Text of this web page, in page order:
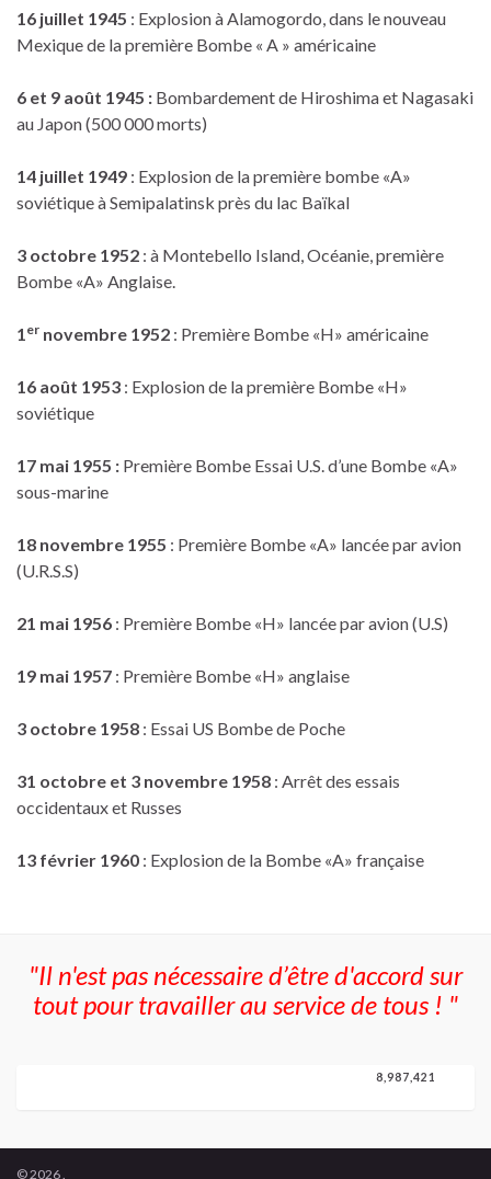
16 juillet 1945 : Explosion à Alamogordo, dans le nouveau
Mexique de la première Bombe « A » américaine
6 et 9 août 1945 : Bombardement de Hiroshima et Nagasaki
au Japon (500 000 morts)
14 juillet 1949 : Explosion de la première bombe «A»
soviétique à Semipalatinsk près du lac Baïkal
3 octobre 1952 : à Montebello Island, Océanie, première
Bombe «A» Anglaise.
1er novembre 1952 : Première Bombe «H» américaine
16 août 1953 : Explosion de la première Bombe «H»
soviétique
17 mai 1955 : Première Bombe Essai U.S. d’une Bombe «A»
sous-marine
18 novembre 1955 : Première Bombe «A» lancée par avion
(U.R.S.S)
21 mai 1956 : Première Bombe «H» lancée par avion (U.S)
19 mai 1957 : Première Bombe «H» anglaise
3 octobre 1958 : Essai US Bombe de Poche
31 octobre et 3 novembre 1958 : Arrêt des essais
occidentaux et Russes
13 février 1960 : Explosion de la Bombe «A» française
"Il n'est pas nécessaire d’être d'accord sur
tout pour travailler au service de tous ! "
8,987,421
© 2026 .